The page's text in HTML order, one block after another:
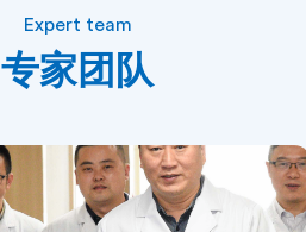
Expert team
专家团队